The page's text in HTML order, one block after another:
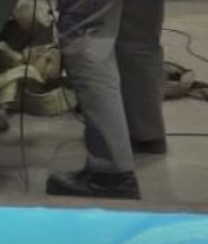
STRUČNJAKINJA
Mitovi i
smatraju da